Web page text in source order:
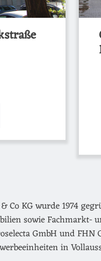
& Co KG wurde 1974
sowie Fachmarkt-
GmbH und
in